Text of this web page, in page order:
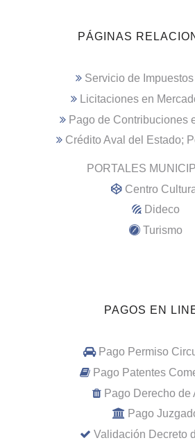
PÁGINAS
Servicio de
Licitaciones en
Pago de Contribuciones
Crédito Aval del Estado;
PORTALES
Centro
Dideco
Turismo
PAGOS EN
Pago Permiso
Pago Patentes
Pago Derecho de
Pago
Validación Decreto